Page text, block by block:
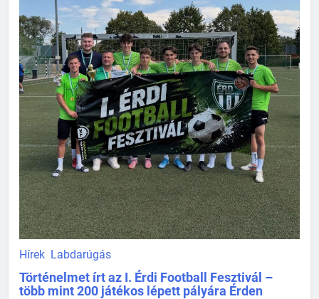
Hírek Labdarúgás
Történelmet írt az I. Érdi Football Fesztivál –
több mint 200 játékos lépett pályára Érden